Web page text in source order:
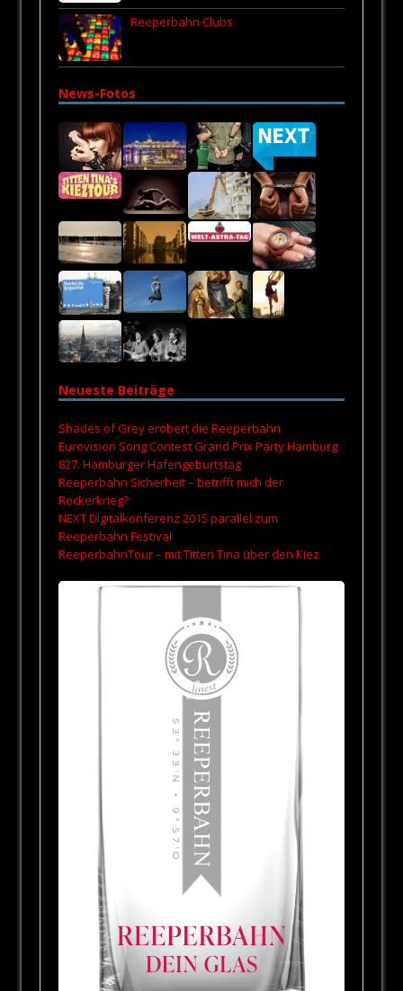
Reeperbahn Clubs
News-Fotos
Neueste Beiträge
Shades of Grey erobert die Reeperbahn
Eurovision Song Contest Grand Prix Party Hamburg
827. Hamburger Hafengeburtstag
Reeperbahn Sicherheit – betrifft mich der
Rockerkrieg?
NEXT Digitalkonferenz 2015 parallel zum
Reeperbahn Festival
ReeperbahnTour – mit Titten Tina über den Kiez